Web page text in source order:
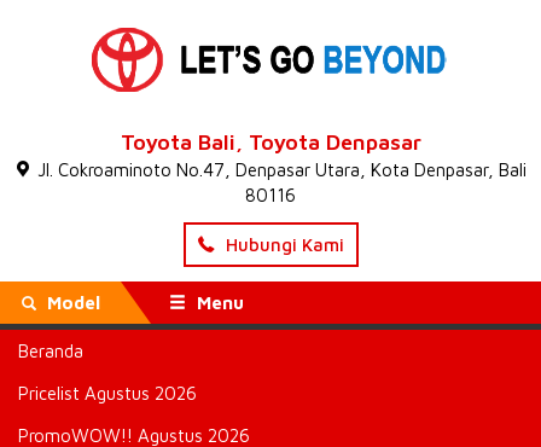
Toyota Bali, Toyota Denpasar
Jl. Cokroaminoto No.47, Denpasar Utara, Kota Denpasar, Bali
80116
Hubungi Kami
Model Menu
Beranda
Pricelist Agustus 2026
PromoWOW!! Agustus 2026
Beranda
Toyota New Yaris GR Denpasar